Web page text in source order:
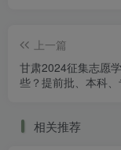
上一篇
甘肃2024征集志愿
些？提前批、本科
相关推荐